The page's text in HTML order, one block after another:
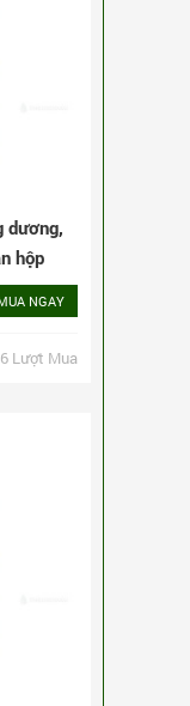
dương,
hộp
NGAY